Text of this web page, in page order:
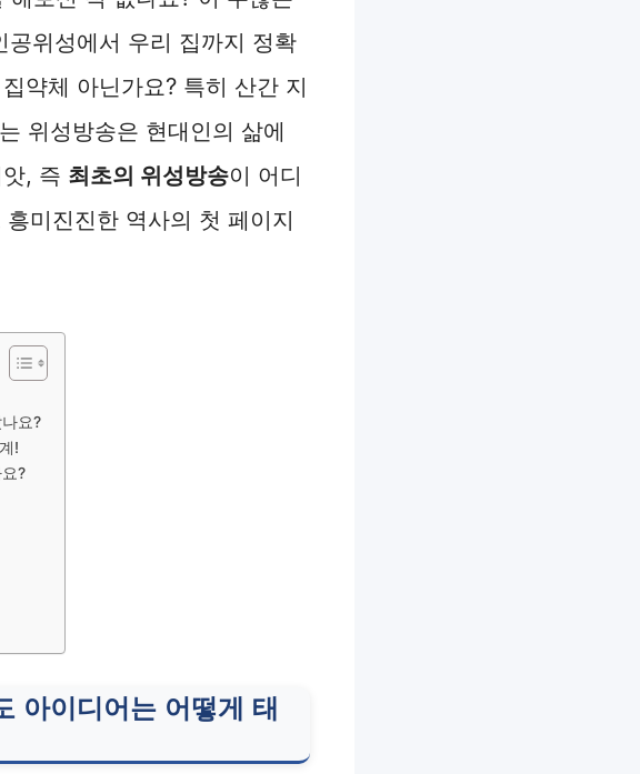
위성에서 우리 집까지 정확
약체 아닌가요? 특히 산간 지
위성방송은 현대인의 삶에
, 즉 최초의 위성방송이 어디
미진진한 역사의 첫 페이지
요?
!
?
아이디어는 어떻게 태